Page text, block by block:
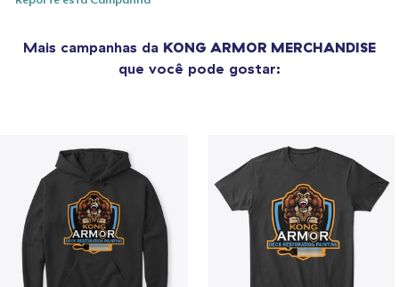
Mais campanhas da KONG ARMOR MERCHANDISE
que você pode gostar: